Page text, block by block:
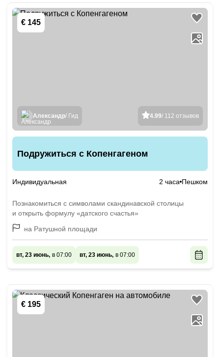
€ 145
4.99/ 112 отзывов
Александр/ Гид
Подружиться с Копенгагеном
Индивидуальная 2 часа Пешком
Познакомиться с символами скандинавской столицы
и открыть формулу «датского счастья»
на Ратушной площади
вт, 23 июнь, в 07:00 вт, 23 июнь, в 07:00
€ 195